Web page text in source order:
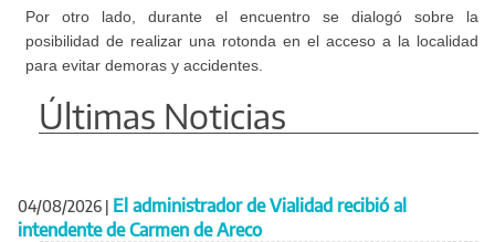
Por otro lado, durante el encuentro se dialogó sobre la
posibilidad de realizar una rotonda en el acceso a la localidad
para evitar demoras y accidentes.
Últimas Noticias
04/08/2026 | El administrador de Vialidad recibió al
intendente de Carmen de Areco